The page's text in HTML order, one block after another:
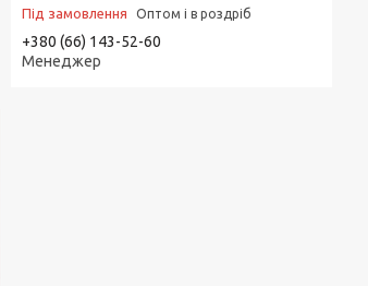
Під замовлення Оптом і в роздріб
+380 (66) 143-52-60
Менеджер